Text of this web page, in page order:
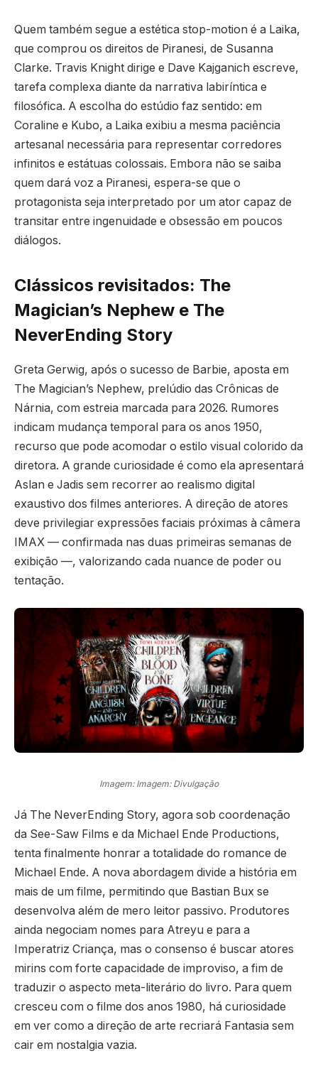
Quem também segue a estética stop-motion é a Laika,
que comprou os direitos de Piranesi, de Susanna
Clarke. Travis Knight dirige e Dave Kajganich escreve,
tarefa complexa diante da narrativa labiríntica e
filosófica. A escolha do estúdio faz sentido: em
Coraline e Kubo, a Laika exibiu a mesma paciência
artesanal necessária para representar corredores
infinitos e estátuas colossais. Embora não se saiba
quem dará voz a Piranesi, espera-se que o
protagonista seja interpretado por um ator capaz de
transitar entre ingenuidade e obsessão em poucos
diálogos.
Clássicos revisitados: The
Magician’s Nephew e The
NeverEnding Story
Greta Gerwig, após o sucesso de Barbie, aposta em
The Magician’s Nephew, prelúdio das Crônicas de
Nárnia, com estreia marcada para 2026. Rumores
indicam mudança temporal para os anos 1950,
recurso que pode acomodar o estilo visual colorido da
diretora. A grande curiosidade é como ela apresentará
Aslan e Jadis sem recorrer ao realismo digital
exaustivo dos filmes anteriores. A direção de atores
deve privilegiar expressões faciais próximas à câmera
IMAX — confirmada nas duas primeiras semanas de
exibição —, valorizando cada nuance de poder ou
tentação.
Imagem: Imagem: Divulgação
Já The NeverEnding Story, agora sob coordenação
da See-Saw Films e da Michael Ende Productions,
tenta finalmente honrar a totalidade do romance de
Michael Ende. A nova abordagem divide a história em
mais de um filme, permitindo que Bastian Bux se
desenvolva além de mero leitor passivo. Produtores
ainda negociam nomes para Atreyu e para a
Imperatriz Criança, mas o consenso é buscar atores
mirins com forte capacidade de improviso, a fim de
traduzir o aspecto meta-literário do livro. Para quem
cresceu com o filme dos anos 1980, há curiosidade
em ver como a direção de arte recriará Fantasia sem
cair em nostalgia vazia.